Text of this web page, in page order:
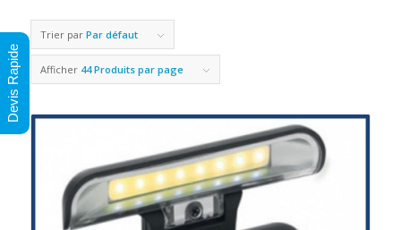
Trier par Par défaut
Afficher 44 Produits par page
Devis Rapide